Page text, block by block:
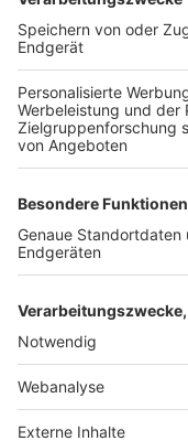
TOP-VEREINE
TOP-PARTNER
Nutzungsbedingungen